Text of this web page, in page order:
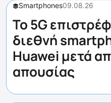
Smartphones09.08.26
Το 5G
διεθνή
Huawei μετά
απουσίας